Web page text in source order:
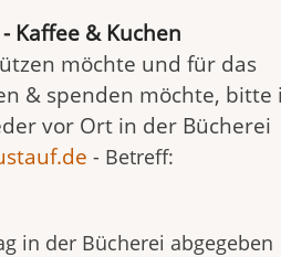
Kaffee & Kuchen
möchte und für das
& spenden möchte, bitte
vor Ort in der Bücherei
- Betreff:
in der Bücherei abgegeben